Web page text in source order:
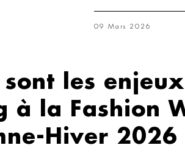
09 Mars 2026
sont les
à la Fashion
Hiver 2026